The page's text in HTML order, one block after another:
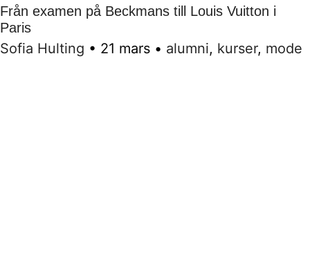
Från examen på Beckmans till Louis Vuitton i
Paris
Sofia Hulting • 21 mars • alumni, kurser, mode